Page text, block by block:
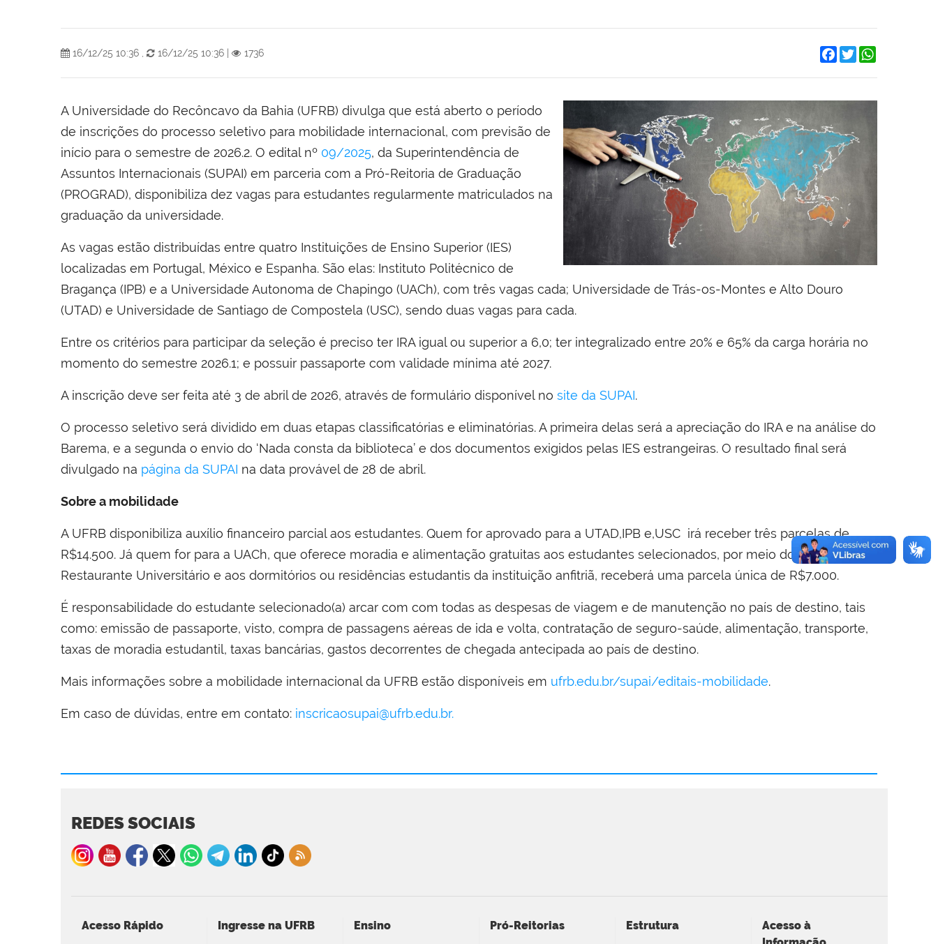
16/12/25 10:36 16/12/25 10:36 | 1736 Facebook
Twitter
A Universidade do Recôncavo da Bahia (UFRB) divulga que está aberto o período
de inscrições do processo seletivo para mobilidade internacional, com previsão de
início para o semestre de 2026.2. O edital nº 09/2025, da Superintendência de
Assuntos Internacionais (SUPAI) em parceria com a Pró-Reitoria de Graduação
(PROGRAD), disponibiliza dez vagas para estudantes regularmente matriculados na
graduação da universidade.
As vagas estão distribuídas entre quatro Instituições de Ensino Superior (IES)
localizadas em Portugal, México e Espanha. São elas: Instituto Politécnico de
Bragança (IPB) e a Universidade Autonoma de Chapingo (UACh), com três vagas cada; Universidade de Trás-os-Montes e Alto Douro
(UTAD) e Universidade de Santiago de Compostela (USC), sendo duas vagas para cada.
Entre os critérios para participar da seleção é preciso ter IRA igual ou superior a 6,0; ter integralizado entre 20% e 65% da carga horária no
momento do semestre 2026.1; e possuir passaporte com validade mínima até 2027.
A inscrição deve ser feita até 3 de abril de 2026, através de formulário disponível no site da SUPAI.
O processo seletivo será dividido em duas etapas classificatórias e eliminatórias. A primeira delas será a apreciação do IRA e na análise do
Barema, e a segunda o envio do ‘Nada consta da biblioteca’ e dos documentos exigidos pelas IES estrangeiras. O resultado final será
divulgado na página da SUPAI na data provável de 28 de abril.
Sobre a mobilidade
A UFRB disponibiliza auxílio financeiro parcial aos estudantes. Quem for aprovado para a UTAD,IPB e,USC irá receber três parcelas de
R$14.500. Já quem for para a UACh, que oferece moradia e alimentação gratuitas aos estudantes selecionados, por meio do acesso ao
Restaurante Universitário e aos dormitórios ou residências estudantis da instituição anfitriã, receberá uma parcela única de R$7.000.
É responsabilidade do estudante selecionado(a) arcar com com todas as despesas de viagem e de manutenção no país de destino, tais
como: emissão de passaporte, visto, compra de passagens aéreas de ida e volta, contratação de seguro-saúde, alimentação, transporte,
taxas de moradia estudantil, taxas bancárias, gastos decorrentes de chegada antecipada ao país de destino.
Mais informações sobre a mobilidade internacional da UFRB estão disponíveis em ufrb.edu.br/supai/editais-mobilidade.
Em caso de dúvidas, entre em contato: inscricaosupai@ufrb.edu.br.
REDES SOCIAIS
Acesso Rápido Ingresse na UFRB Ensino Pró-Reitorias Estrutura
Acesso à